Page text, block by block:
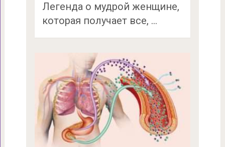
Легенда о мудрой женщине,
которая получает все, …